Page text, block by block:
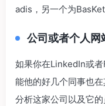
adis，另一个为BasKet
公司或者个人网
如果你在LinkedIn或
能他的好几个同事也
分析这家公司以及它的